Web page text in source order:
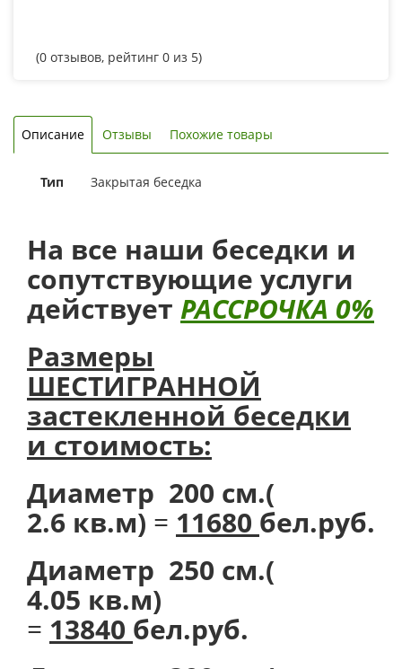
(0 отзывов, рейтинг 0 из 5)
Описание Отзывы Похожие товары
Тип Закрытая беседка
На все наши беседки и
сопутствующие услуги
действует РАССРОЧКА 0%
Размеры
ШЕСТИГРАННОЙ
застекленной беседки
и стоимость:
Диаметр 200 см.(
2.6 кв.м) = 11680 бел.руб.
Диаметр 250 см.(
4.05 кв.м)
= 13840 бел.руб.